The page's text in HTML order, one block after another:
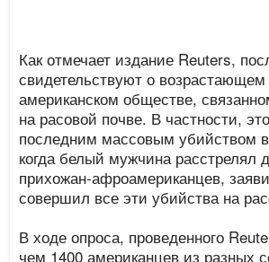
Как отмечает издание Reuters,
свидетельствуют о
американском обществе,
на расовой почве. В частности,
последним массовым убийством
когда белый мужчина расстрелял
прихожан-афроамериканцев,
совершил все эти убийства на
В ходе опроса, проведенного
чем 1400 американцев из разных